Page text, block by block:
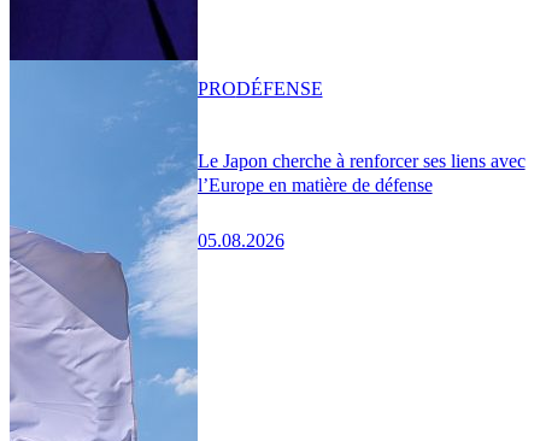
Le Japon cherche à renforcer ses liens avec
l’Europe en matière de défense
05.08.2026
PRODÉFENSE